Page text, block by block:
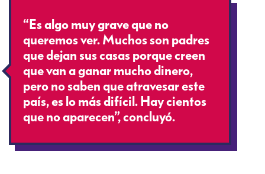
“Es algo muy grave que no
queremos ver. Muchos son padres
que dejan sus casas porque creen
que van a ganar mucho dinero,
pero no saben que atravesar este
país, es lo más difícil. Hay cientos
que no aparecen”, concluyó.